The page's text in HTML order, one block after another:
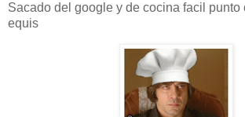
Sacado del google y de cocina facil punto
equis